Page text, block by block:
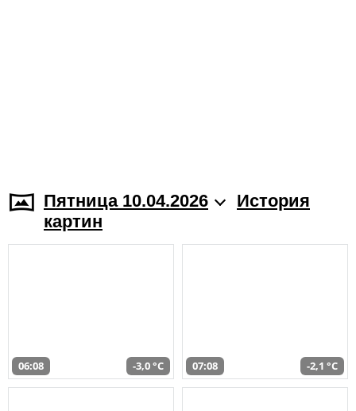
Пятница 10.04.2026
История
картин
06:08 -3,0 °C 07:08 -2,1 °C